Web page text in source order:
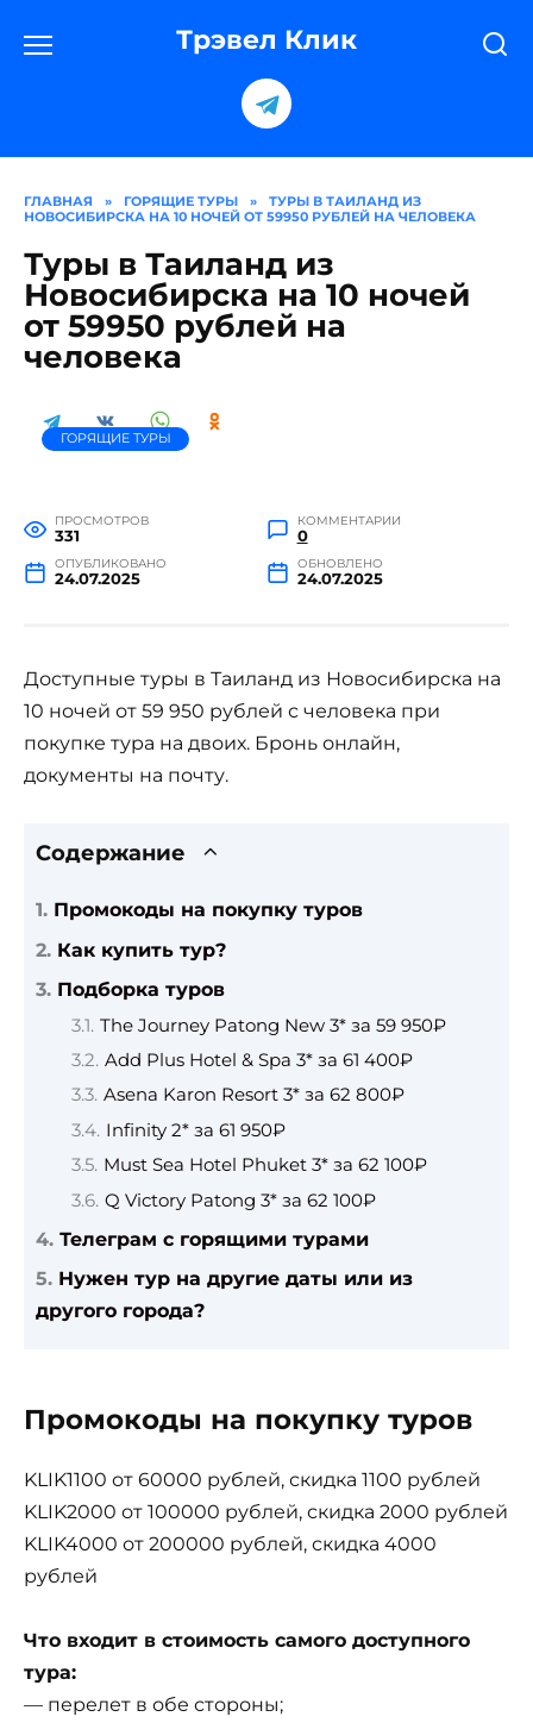
содержанию
Трэвел Клик
ГЛАВНАЯ » ГОРЯЩИЕ ТУРЫ »
ТУРЫ В ТАИЛАНД ИЗ
НОВОСИБИРСКА НА 10 НОЧЕЙ ОТ 59950 РУБЛЕЙ НА ЧЕЛОВЕКА
Туры в Таиланд из
Новосибирска на 10 ночей
от 59950 рублей на
человека
ГОРЯЩИЕ ТУРЫ
ПРОСМОТРОВ
331
КОММЕНТАРИИ
0
ОПУБЛИКОВАНО
24.07.2025
ОБНОВЛЕНО
24.07.2025
Доступные туры в Таиланд из Новосибирска на
10 ночей от 59 950 рублей с человека при
покупке тура на двоих. Бронь онлайн,
документы на почту.
Содержание
Промокоды на покупку туров
Как купить тур?
Подборка туров
The Journey Patong New 3* за 59 950₽
Add Plus Hotel & Spa 3* за 61 400₽
Asena Karon Resort 3* за 62 800₽
Infinity 2* за 61 950₽
Must Sea Hotel Phuket 3* за 62 100₽
Q Victory Patong 3* за 62 100₽
Телеграм с горящими турами
Нужен тур на другие даты или из
другого города?
Промокоды на покупку туров
KLIK1100 от 60000 рублей, скидка 1100 рублей
KLIK2000 от 100000 рублей, скидка 2000 рублей
KLIK4000 от 200000 рублей, скидка 4000
рублей
Что входит в стоимость самого доступного
тура:
— перелет в обе стороны;